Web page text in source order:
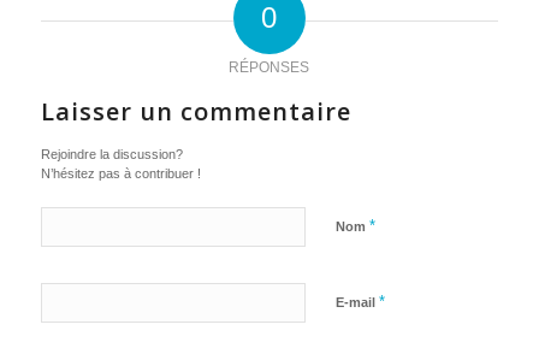
0
RÉPONSES
Laisser un commentaire
Rejoindre la discussion?
N’hésitez pas à contribuer !
Nom *
E-mail *